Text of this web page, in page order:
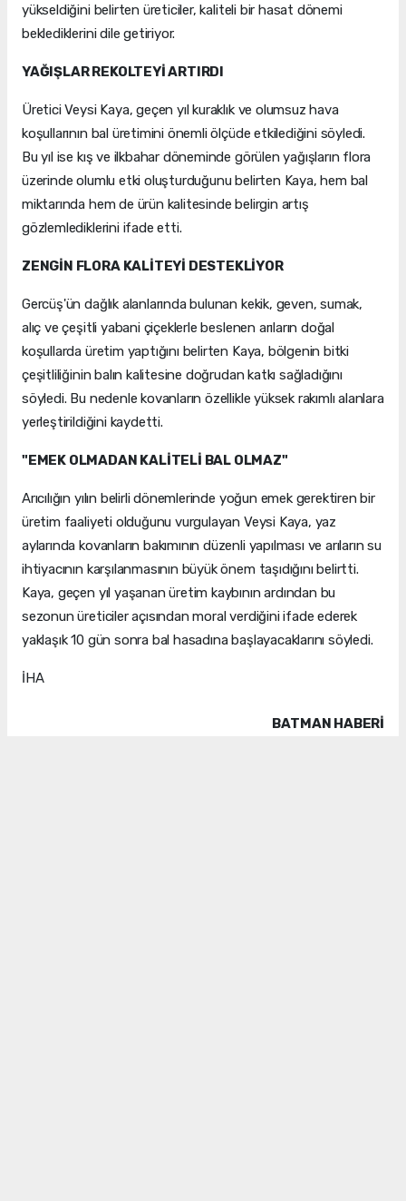
yükseldiğini belirten üreticiler, kaliteli bir hasat dönemi
beklediklerini dile getiriyor.
YAĞIŞLAR REKOLTEYİ ARTIRDI
Üretici Veysi Kaya, geçen yıl kuraklık ve olumsuz hava
koşullarının bal üretimini önemli ölçüde etkilediğini söyledi.
Bu yıl ise kış ve ilkbahar döneminde görülen yağışların flora
üzerinde olumlu etki oluşturduğunu belirten Kaya, hem bal
miktarında hem de ürün kalitesinde belirgin artış
gözlemlediklerini ifade etti.
ZENGİN FLORA KALİTEYİ DESTEKLİYOR
Gercüş'ün dağlık alanlarında bulunan kekik, geven, sumak,
alıç ve çeşitli yabani çiçeklerle beslenen arıların doğal
koşullarda üretim yaptığını belirten Kaya, bölgenin bitki
çeşitliliğinin balın kalitesine doğrudan katkı sağladığını
söyledi. Bu nedenle kovanların özellikle yüksek rakımlı alanlara
yerleştirildiğini kaydetti.
"EMEK OLMADAN KALİTELİ BAL OLMAZ"
Arıcılığın yılın belirli dönemlerinde yoğun emek gerektiren bir
üretim faaliyeti olduğunu vurgulayan Veysi Kaya, yaz
aylarında kovanların bakımının düzenli yapılması ve arıların su
ihtiyacının karşılanmasının büyük önem taşıdığını belirtti.
Kaya, geçen yıl yaşanan üretim kaybının ardından bu
sezonun üreticiler açısından moral verdiğini ifade ederek
yaklaşık 10 gün sonra bal hasadına başlayacaklarını söyledi.
İHA
BATMAN HABERİ